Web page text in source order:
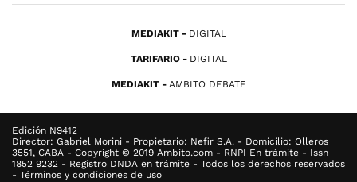
MEDIAKIT DIGITAL
TARIFARIO DIGITAL
MEDIAKIT AMBITO DEBATE
Edición N9412
Director: Gabriel Morini - Propietario: Nefir S.A. - Domicilio: Olleros
3551, CABA - Copyright © 2019 Ambito.com - RNPI En trámite - Issn
1852 9232 - Registro DNDA en trámite - Todos los derechos reservados
- Términos y condiciones de uso